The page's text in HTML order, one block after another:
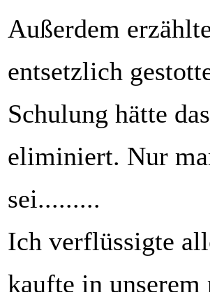
Außerdem
entsetzlich
Schulung hätte
eliminiert. Nur
sei.........
Ich verflüssigte
kaufte in unserem